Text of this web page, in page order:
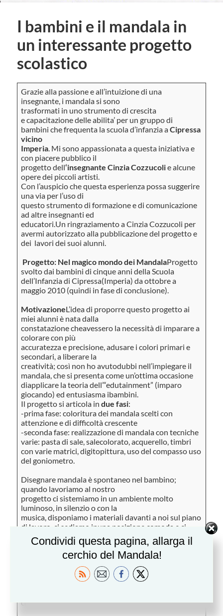
I bambini e il mandala in
un interessante progetto
scolastico
Grazie alla passione e all’intuizione di una
insegnante, i mandala si sono
trasformati in uno strumento di crescita
e capacitazione delle abilita’ per un gruppo di
bambini che frequenta la scuola d’infanzia aCipressa
vicino
Imperia. Mi sono appassionata a questa iniziativa e
con piacere pubblico il
progetto dell‘insegnante Cinzia Cozzucolie alcune
opere dei piccoli artisti.
Con l’auspicio che questa esperienza possa suggerire
una via per l’uso di
questo strumento di formazione e di comunicazione
ad altre insegnanti ed
educatori.Un ringraziamento a Cinzia Cozzucoli per
avermi autorizzato alla pubblicazione del progetto e
dei lavori dei suoi alunni.
Progetto: Nel magico mondo dei MandalaProgetto
svolto dai bambini di cinque anni della Scuola
dell’Infanzia di Cipressa(Imperia) da ottobre a
maggio 2010 (quindi in fase di conclusione).
MotivazioneL’idea di proporre questo progetto ai
miei alunni è nata dalla
constatazione cheavessero la necessità di imparare a
colorare con più
accuratezza e precisione, adusare i colori primari e
secondari, a liberare la
creatività; così non ho avutodubbi nell’impiegare il
mandala, che si presenta come un’ottima occasione
diapplicare la teoria dell’“edutainment” (imparo
giocando) ed entusiasma ibambini.
Il progetto si articola in due fasi:
-prima fase: coloritura dei mandala scelti con
attenzione e di difficoltà crescente
-seconda fase: realizzazione di mandala con tecniche
varie: pasta di sale, salecolorato, acquerello, timbri
con varie matrici, digitopittura, uso del compasso uso
del goniometro.
Disegnare mandala è spontaneo nel bambino;
quando lavoriamo al nostro
progetto ci sistemiamo in un ambiente molto
luminoso, in silenzio o con la
musica, disponiamo i materiali davanti a noi sul piano
di lavoro, ci sediamo inuna posizione comoda e ci
rilassiamo per favorire l’emergere della
creatività,lasciando che sia l’istinto a guidare la scelta
delle forme e dei colori.
Poi tracciamo un cerchio, con il compasso oppure
con altri strumenti e riempiamo il cerchio con forme e
colori, iniziando dal centro oppure dalla
coloriamo e ogni mandalaè diverso dall’altro.
Condividi questa pagina, allarga il
cerchio del Mandala!